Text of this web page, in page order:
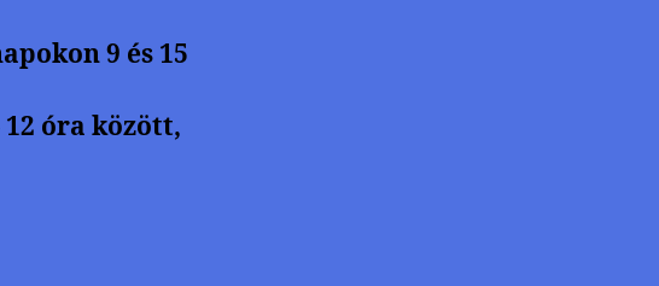
9 és 15
óra között,